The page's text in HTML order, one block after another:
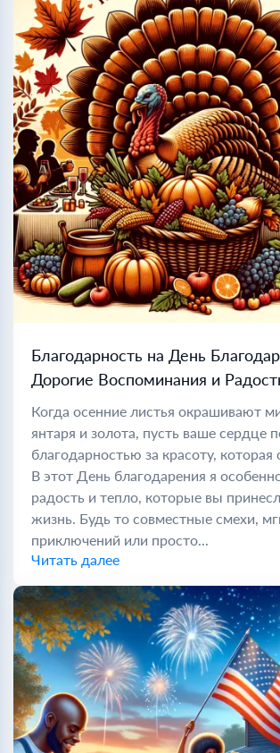
Благодарность на День
Дорогие Воспоминания и
Когда осенние листья окрашивают
янтаря и золота, пусть ваше сердце
благодарностью за красоту, которая
В этот День благодарения я
радость и тепло, которые вы
жизнь. Будь то совместные смехи,
приключений или просто...
Читать далее